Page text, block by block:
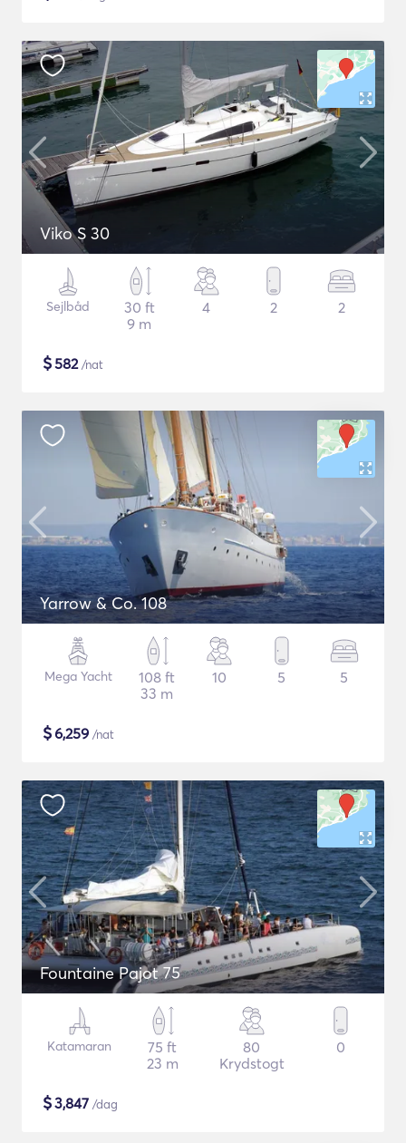
Viko S 30
Sejlbåd
30 ft
9 m
4 2 2
$582/nat
Yarrow & Co. 108
Mega Yacht
108 ft
33 m
10 5 5
$6,259 /nat
Fountaine Pajot 75
Katamaran
75 ft
23 m
80
Krydstogt
0
$3,847 /dag